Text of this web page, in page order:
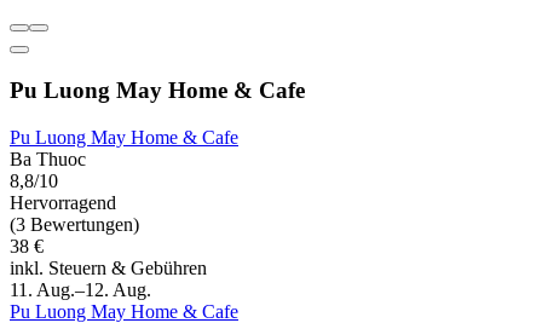
Pu Luong May Home & Cafe
Pu Luong May Home & Cafe
Ba Thuoc
8,8/10
Hervorragend
(3 Bewertungen)
38 €
inkl. Steuern & Gebühren
11. Aug.–12. Aug.
Pu Luong May Home & Cafe